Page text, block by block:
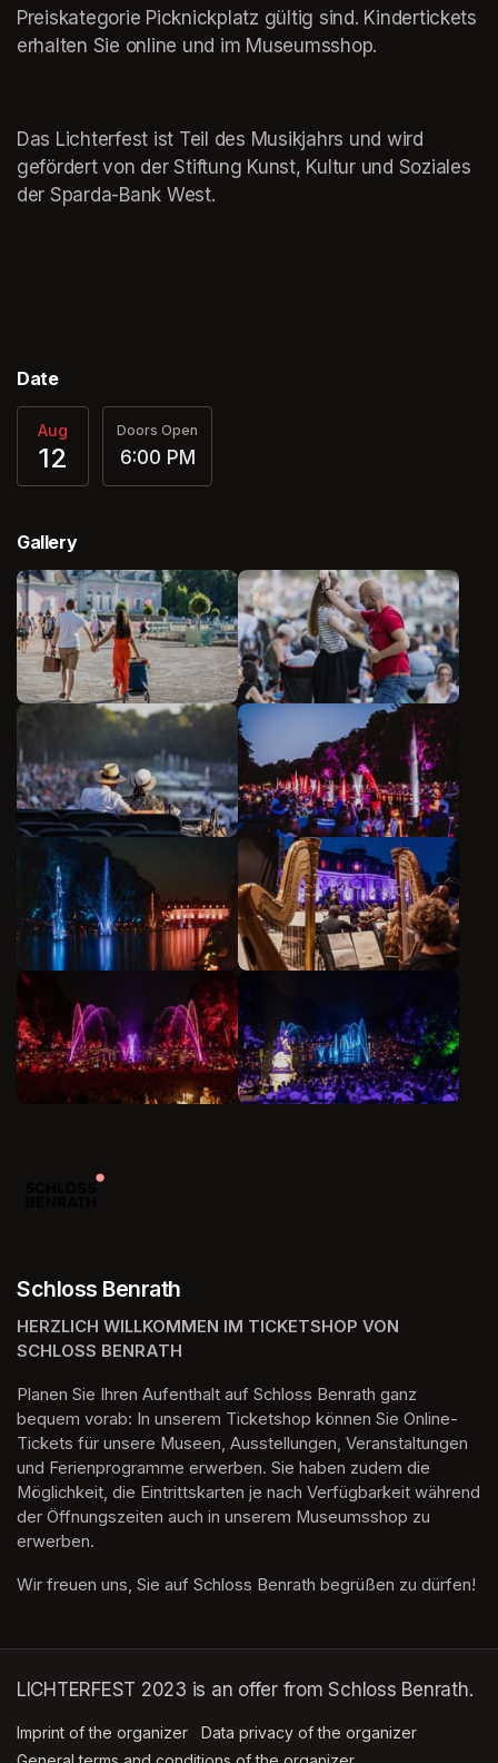
Preiskategorie Picknickplatz gültig sind. Kindertickets
erhalten Sie online und im Museumsshop.
Das Lichterfest ist Teil des Musikjahrs und wird
gefördert von der Stiftung Kunst, Kultur und Soziales
der Sparda-Bank West.
Date
Aug
12
Doors Open
6:00 PM
Gallery
Schloss Benrath
HERZLICH WILLKOMMEN IM TICKETSHOP VON
SCHLOSS BENRATH
Planen Sie Ihren Aufenthalt auf Schloss Benrath ganz
bequem vorab: In unserem Ticketshop können Sie Online-
Tickets für unsere Museen, Ausstellungen, Veranstaltungen
und Ferienprogramme erwerben. Sie haben zudem die
Möglichkeit, die Eintrittskarten je nach Verfügbarkeit während
der Öffnungszeiten auch in unserem Museumsshop zu
erwerben.
Wir freuen uns, Sie auf Schloss Benrath begrüßen zu dürfen!
LICHTERFEST 2023 is an offer from Schloss Benrath.
Imprint of the organizer (opens in a new tab)
Data privacy of the organizer